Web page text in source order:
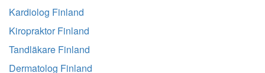
Kardiolog Finland
Kiropraktor Finland
Tandläkare Finland
Dermatolog Finland